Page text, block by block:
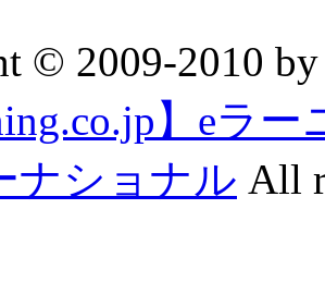
© 2009-2010
】eラ
ナショナル All